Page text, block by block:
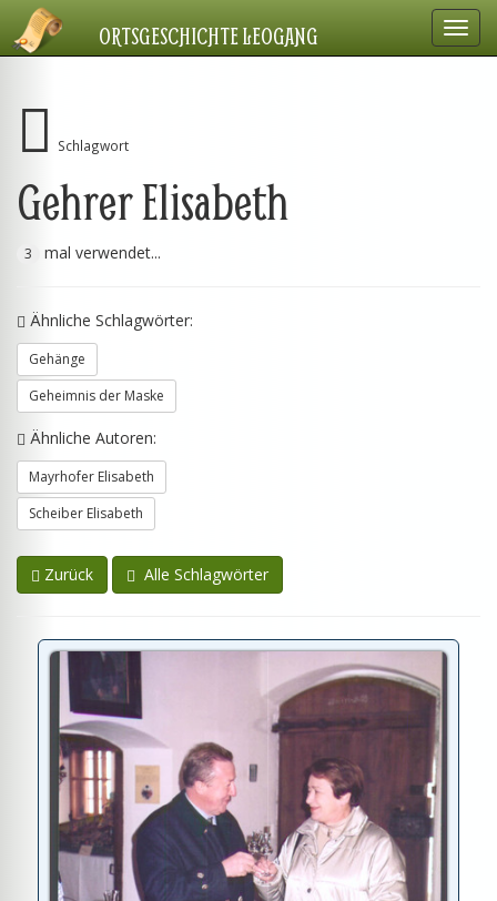
ORTSGESCHICHTE LEOGANG
Schlagwort
Gehrer Elisabeth
3 mal verwendet...
Ähnliche Schlagwörter:
Gehänge
Geheimnis der Maske
Ähnliche Autoren:
Mayrhofer Elisabeth
Scheiber Elisabeth
Zurück Alle Schlagwörter